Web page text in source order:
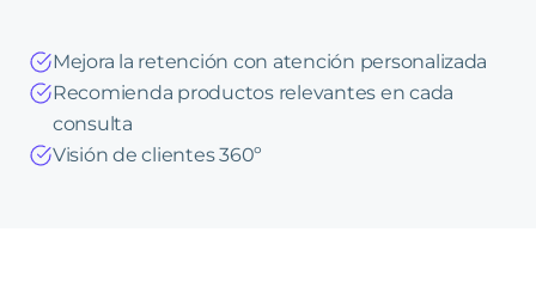
Mejora la retención con atención personalizada
Recomienda productos relevantes en cada
consulta
Visión de clientes 360º